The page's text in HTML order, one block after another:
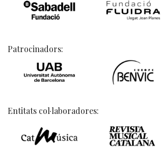
Patrocinadors:
Entitats col·laboradores: